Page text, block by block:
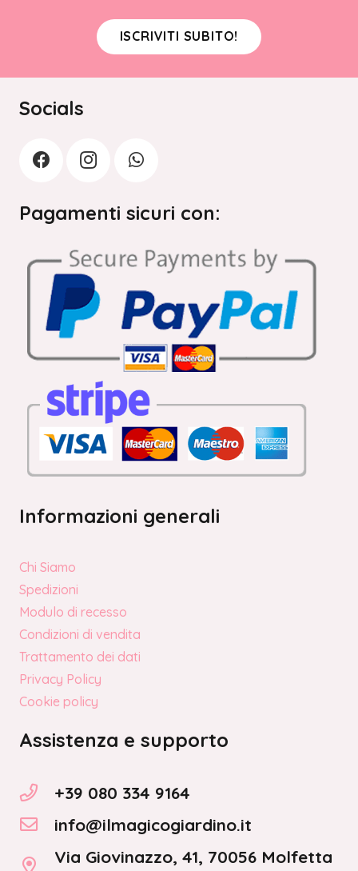
ISCRIVITI SUBITO!
Socials
Pagamenti sicuri con:
Informazioni generali
Chi Siamo
Spedizioni
Modulo di recesso
Condizioni di vendita
Trattamento dei dati
Privacy Policy
Cookie policy
Assistenza e supporto
+39 080 334 9164
info@ilmagicogiardino.it
Via Giovinazzo, 41, 70056 Molfetta